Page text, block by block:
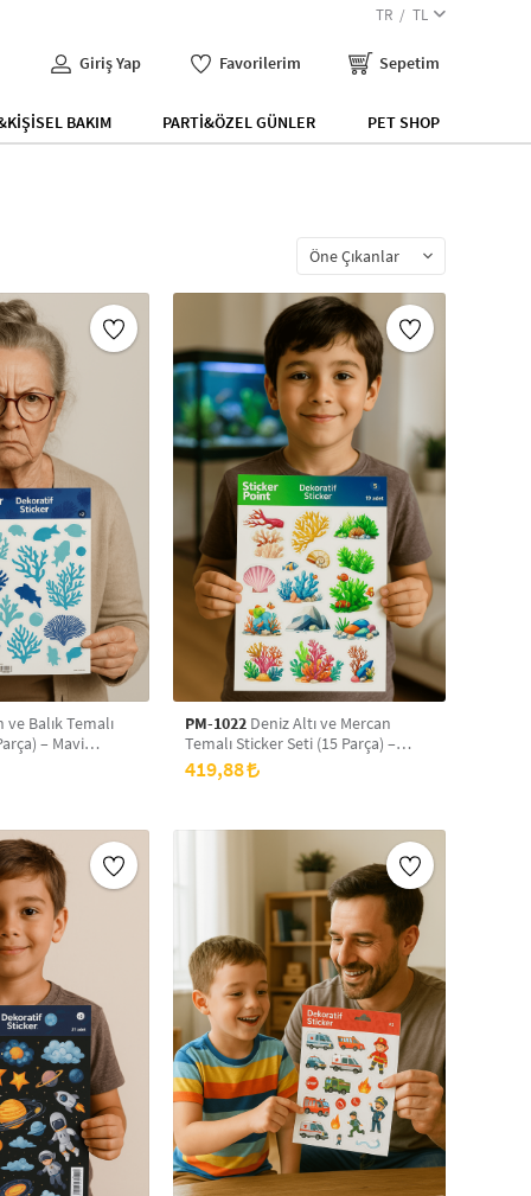
TR TL
Giriş Yap Favorilerim Sepetim
BAKIM PARTİ&ÖZEL GÜNLER PET SHOP
ve Balık Temalı
– Mavi
Dekoratif
PM-1022 Deniz Altı ve Mercan
Temalı Sticker Seti (15 Parça) –
Renkli Su Altı Bitki ve Kabuk Figürlü
Dekoratif Çıkartmalar
419,88